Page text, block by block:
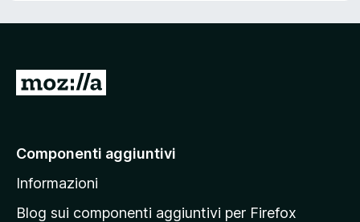
V
a
l
a
Componenti aggiuntivi
Informazioni
Blog sui componenti aggiuntivi per Firefox